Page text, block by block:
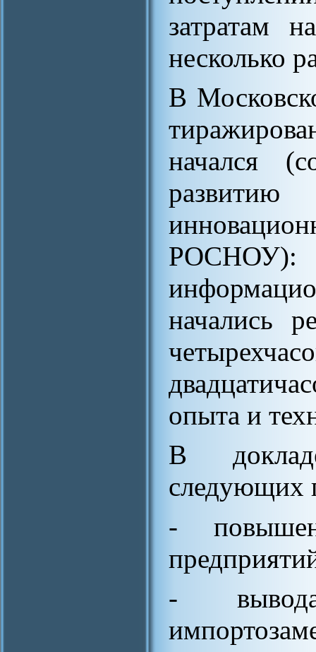
затратам
несколько
В
начался
развитию
начались
опыта и
В
следующих
-
-